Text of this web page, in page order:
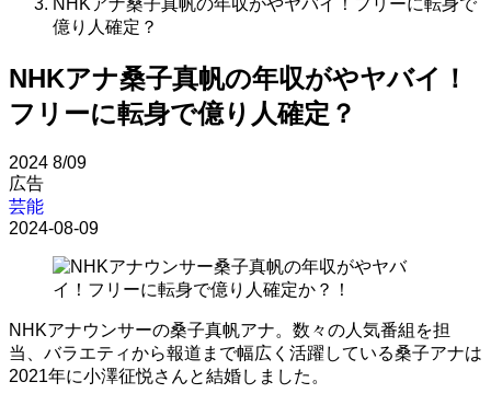
NHKアナ桑子真帆の年収がやヤバイ！フリーに転身で
億り人確定？
NHKアナ桑子真帆の年収がやヤバイ！
フリーに転身で億り人確定？
2024 8/09
広告
芸能
2024-08-09
NHKアナウンサーの桑子真帆アナ。数々の人気番組を担
当、バラエティから報道まで幅広く活躍している桑子アナは
2021年に小澤征悦さんと結婚しました。